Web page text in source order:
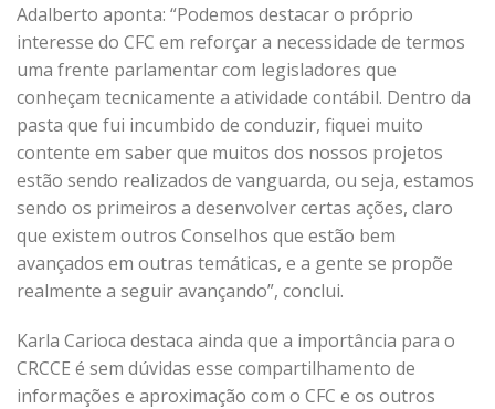
Adalberto aponta: “Podemos destacar o próprio
interesse do CFC em reforçar a necessidade de termos
uma frente parlamentar com legisladores que
conheçam tecnicamente a atividade contábil. Dentro da
pasta que fui incumbido de conduzir, fiquei muito
contente em saber que muitos dos nossos projetos
estão sendo realizados de vanguarda, ou seja, estamos
sendo os primeiros a desenvolver certas ações, claro
que existem outros Conselhos que estão bem
avançados em outras temáticas, e a gente se propõe
realmente a seguir avançando”, conclui.
Karla Carioca destaca ainda que a importância para o
CRCCE é sem dúvidas esse compartilhamento de
informações e aproximação com o CFC e os outros